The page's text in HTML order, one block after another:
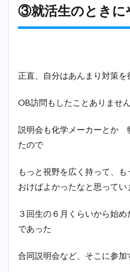
⑦文
系に
向い
ー
は？
9
業の
オス
べ方
はど
うな
もの
があ
す
③就活生のときに
正直、自分はあんまり対策を
OB訪問もしたことありません
説明会も化学メーカーとか
たので
もっと視野を広く持って、
おけばよかったなと思ってい
３回生の６月くらいから始
であった
合同説明会など、そこに参加